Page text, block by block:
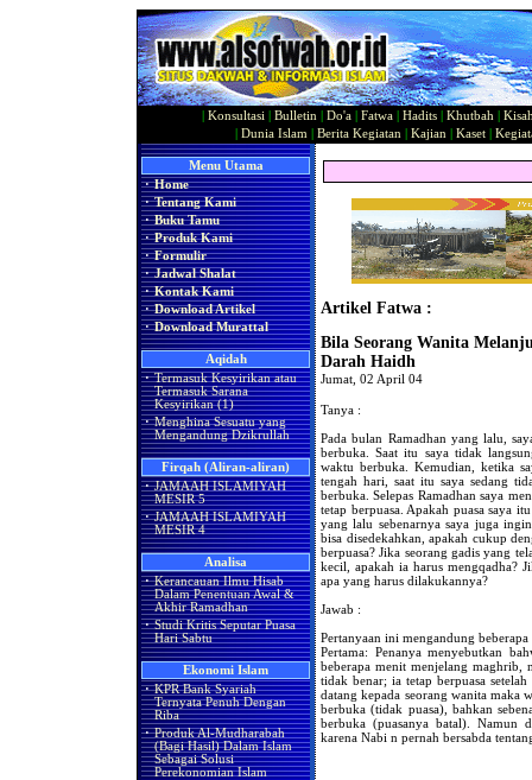
Konsultasi Bulletin Do'a Fatwa Hadits Khutbah
Dunia Islam Berita Kegiatan Kajian Kaset|
Menu Utama
· Home
· Tentang Kami
· Buku Tamu
· Produk Kami
· Formulir
· Jadwal Shalat
· Kontak Kami
· Download Artikel
· Download Murattal
Aqidah
· Termasuk Kesyirikan atau
Termasuk Sarana
Kesyirikan (1)
· Menghina Sesuatu yang
Mengandung Dzikrullah
Firqah (Aliran-aliran)
· JAMAAH ISLAMIYAH
MESIR 5
· JAMAAH ISLAMIYAH
MESIR 4
Analisa
· Kerancauan Ilmu Hisab
Dalam Penentuan Awal &
Akhir Ramadhan
· Studi Kritis Seputar Puasa
Hari Sabtu
Ekonomi Islam
· KPR Bank Syariah
Ternyata Penuh Dengan
Riba
· Produk Al-Mudharabah
(Bagi Hasil) Dalam Islam
Sebagai Solusi
Perekonomian Islam
Artikel Fatwa :
Bila Seorang Wanita
Darah Haidh
Jumat, 02 April 04
Tanya :
Pada bulan Ramadhan yang lalu,
berbuka. Saat itu saya tidak
waktu berbuka. Kemudian, ketika
tengah hari, saat itu saya sedang
berbuka. Selepas Ramadhan saya
tetap berpuasa. Apakah puasa saya
yang lalu sebenarnya saya juga
bisa disedekahkan, apakah cukup
berpuasa? Jika seorang gadis yang
kecil, apakah ia harus mengqadha?
apa yang harus dilakukannya?
Jawab :
Pertanyaan ini mengandung
Pertama: Penanya menyebutkan
beberapa menit menjelang maghrib,
tidak benar; ia tetap berpuasa
datang kepada seorang wanita maka
berbuka (tidak puasa), bahkan
berbuka (puasanya batal). Namun
karena Nabi n pernah bersabda